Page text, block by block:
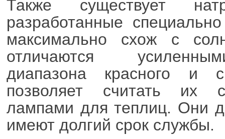
Также существует
разработанные
максимально схож с
отличаются
диапазона красного и
позволяет считать их
лампами для теплиц. Они
имеют долгий срок службы.